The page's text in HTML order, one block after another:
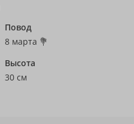
Повод
8 марта 💐
Высота
30 см